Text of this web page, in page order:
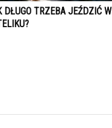
DŁUGO TRZEBA JEŹDZIĆ W